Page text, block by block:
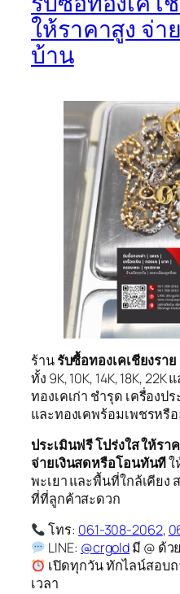
ให้ราคาสูง จ่า
บ้าน
ร้านรับซื้อทองเคเชียงราย
ทั้ง 9K, 10K, 14K, 18K,
ทองเคเก่า ชำรุด เครื่องป
และทองเคพร้อมเพชรห
ประเมินฟรี โปร่งใส ให้ร
จ่ายเงินสดหรือโอนทันทีใ
พะเยา และพื้นที่ใกล้เคีย
ที่ที่ลูกค้าสะดวก
โทร: 061-308-2062,
LINE: @crgoldมี @ ด้วย
เปิดทุกวัน ทักไลน์สอบ
เวลา